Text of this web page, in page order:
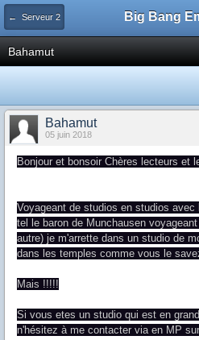
← Serveur 2
Bahamut
Bahamut
05 juin 2018
Bonjour et bonsoir Chères lecteurs et
Voyageant de studios en studios
tel le baron de Munchausen
autre) je m'arrette dans un studio de
dans les temples comme vous le
Mais !!!!!
Si vous etes un studio qui est en
n'hésitez à me contacter via en MP